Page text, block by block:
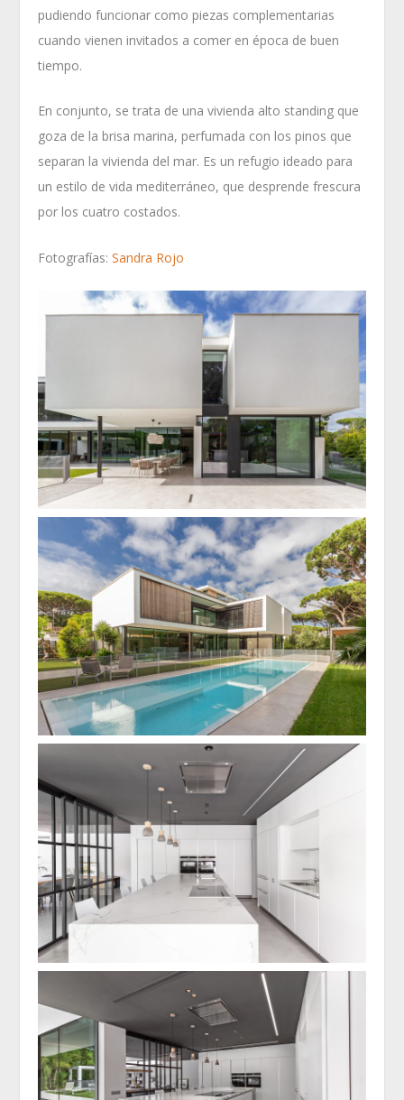
pudiendo funcionar como piezas complementarias
cuando vienen invitados a comer en época de buen
tiempo.
En conjunto, se trata de una vivienda alto standing que
goza de la brisa marina, perfumada con los pinos que
separan la vivienda del mar. Es un refugio ideado para
un estilo de vida mediterráneo, que desprende frescura
por los cuatro costados.
Fotografías:Sandra Rojo